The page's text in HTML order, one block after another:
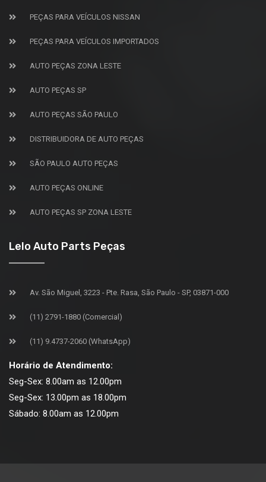
PEÇAS PARA VEÍCULOS NISSAN
PEÇAS PARA VEÍCULOS IMPORTADOS
AUTO PEÇAS ZONA LESTE
AUTO PEÇAS SP
AUTO PEÇAS SÃO PAULO
DISTRIBUIDORA DE AUTO PEÇAS
SÃO PAULO AUTO PEÇAS
AUTO PEÇAS ONLINE
AUTO PEÇAS SP ZONA LESTE
Lelo Auto Parts Peças
Av. São Miguel, 3223 - Pte. Rasa, São Paulo - SP, 03871-000
(11) 2791-1880 (Comercial)
(11) 9.4737-2060 (WhatsApp)
Horário de Atendimento:
Seg-Sex: 8.00am as 12.00pm
Seg-Sex: 13.00pm as 18.00pm
Sábado: 8.00am as 12.00pm